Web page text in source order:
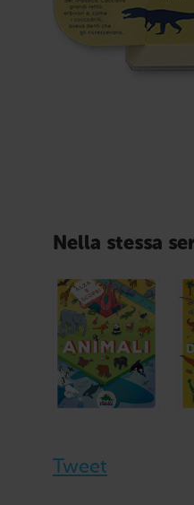
Nella stessa
Tweet